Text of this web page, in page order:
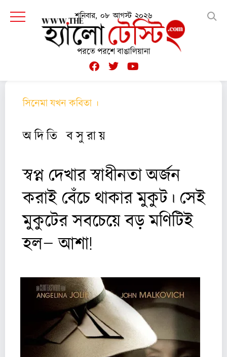
শনিবার, ০৮ আগস্ট ২০২৬
পরতে পরশে বাঙালিয়ানা
সিনেমা যখন কবিতা ।
অ দি তি ব সু রা য়
স্বপ্ন দেখার স্বাধীনতা অর্জন
করাই বেঁচে থাকার মুকুট। সেই
মুকুটের সবচেয়ে বড় মণিটিই
হল– আশা!